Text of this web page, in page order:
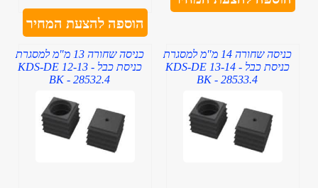
הוספה להצעת המחיר
כניסה שחורה 14 מ"מ למסגרת
כניסת כבל - KDS-DE 13-14
BK - 28533.4
כניסה שחורה 13 מ"מ למסגרת
כניסת כבל - KDS-DE 12-13
BK - 28532.4